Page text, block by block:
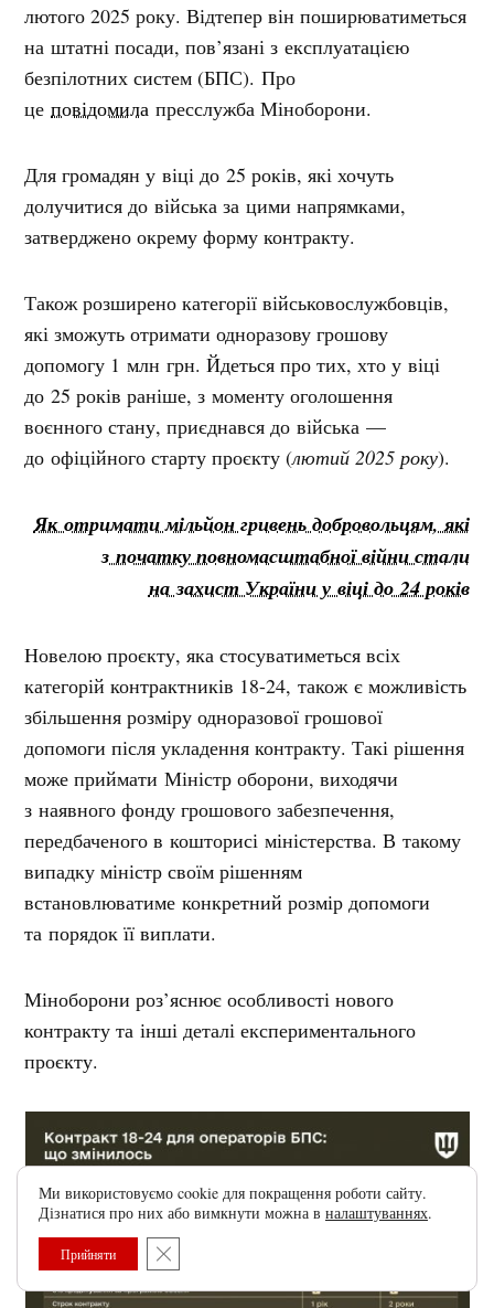
лютого 2025 року. Відтепер він поширюватиметься
на штатні посади, пов’язані з експлуатацією
безпілотних систем (БПС). Про
цеповідомила пресслужба Міноборони.
Для громадян у віці до 25 років, які хочуть
долучитися до війська за цими напрямками,
затверджено окрему форму контракту.
Також розширено категорії військовослужбовців,
які зможуть отримати одноразову грошову
допомогу 1 млн грн. Йдеться про тих, хто у віці
до 25 років раніше, з моменту оголошення
воєнного стану, приєднався до війська —
до офіційного старту проєкту (лютий 2025 року).
Як отримати мільйон гривень добровольцям, які
з початку повномасштабної війни стали
на захист України у віці до 24 років
Новелою проєкту, яка стосуватиметься всіх
категорій контрактників 18-24, також є можливість
збільшення розміру одноразової грошової
допомоги після укладення контракту. Такі рішення
може приймати Міністр оборони, виходячи
з наявного фонду грошового забезпечення,
передбаченого в кошторисі міністерства. В такому
випадку міністр своїм рішенням
встановлюватиме конкретний розмір допомоги
та порядок її виплати.
Міноборони роз’яснює особливості нового
контракту та інші деталі експериментального
проєкту.
Ми використовуємо cookie для покращення роботи сайту.
Дізнатися про них або вимкнути можна в налаштуваннях.
Прийняти Close GDPR Cookie Banner